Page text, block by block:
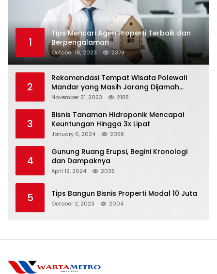
1
Tips Mencari Agen Properti Terbaik dan
Berpengalaman
October 16, 2023 2378
2
Rekomendasi Tempat Wisata Polewali
Mandar yang Masih Jarang Dijamah
Wisatawan
November 21, 2023 2188
3
Bisnis Tanaman Hidroponik Mencapai
Keuntungan Hingga 3x Lipat
January 6, 2024 2058
4
Gunung Ruang Erupsi, Begini Kronologi
dan Dampaknya
April 19, 2024 2035
5 Tips Bangun Bisnis Properti Modal 10 Juta
October 2, 2023 2004